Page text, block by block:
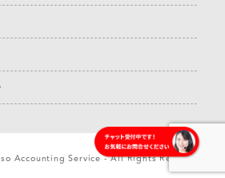
Accounting Service - All Rights Reserved.